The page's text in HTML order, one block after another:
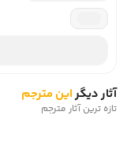
آثار دیگراین مترجم
تازه ترین آثار مترجم